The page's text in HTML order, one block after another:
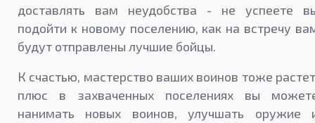
доставлять вам неудобства - не успеете
подойти к новому поселению, как на встречу
будут отправлены лучшие бойцы.
К счастью, мастерство ваших воинов тоже
плюс в захваченных поселениях вы
нанимать новых воинов, улучшать оружие